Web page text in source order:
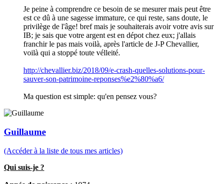
Je peine à comprendre ce besoin de se mesurer mais peut être
est ce dû à une sagesse immature, ce qui reste, sans doute, le
privilège de l'âge! bref mais je souhaiterais avoir votre avis sur
IB; je sais que votre argent est en dépot chez eux; j'allais
franchir le pas mais voilà, après l'article de J-P Chevallier,
voilà qui a stoppé toute vélleité.
http://chevallier.biz/2018/09/e-crash-quelles-solutions-pour-
sauver-son-patrimoine-reponses%e2%80%a6/
Ma question est simple: qu'en pensez vous?
Guillaume
(Accéder à la liste de tous mes articles)
Qui suis-je ?